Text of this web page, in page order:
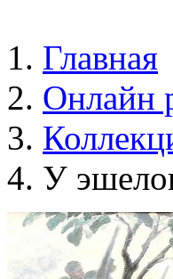
Главная
Онлайн
У